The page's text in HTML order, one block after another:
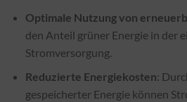
Optimale Nutzung von
den Anteil grüner Energie in der
Stromversorgung.
Reduzierte Energiekosten:
gespeicherter Energie können